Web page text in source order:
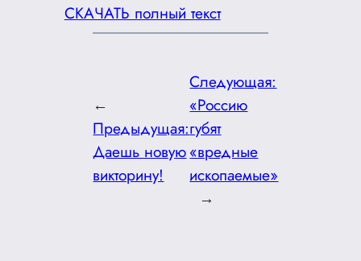
СКАЧАТЬ полный текст
←
Предыдущая:
Даешь новую
викторину!
Следующая:
«Россию
губят
«вредные
ископаемые»
→